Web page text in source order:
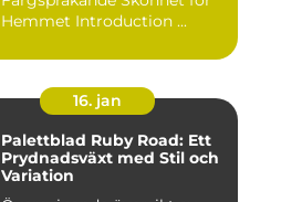
Hemmet Introduction ...
16. jan
Palettblad Ruby Road: Ett
Prydnadsväxt med Stil och
Variation